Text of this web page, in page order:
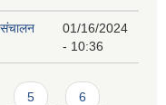
संचालन
01/16/2024
- 10:36
5 6